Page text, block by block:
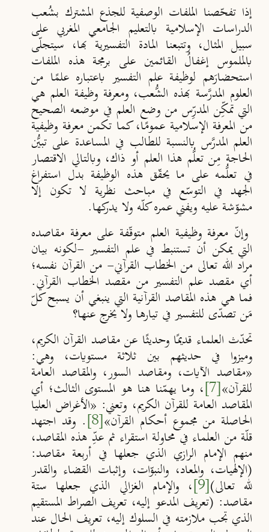
إذا تفحّصنا الملفات الوصفية للجذع المشترك بشُعب
الدراسات الإسلامية بالتعليم الجامعي المغربي على
سبيل المثال، وتتبعنا المادة التفسيرية بها، سيتجلّى
بالملموس إغفالُ القائمين على برمجة هذه الملفات
استحضارَهم لوظيفة علم التفسير باعتباره علمًا من
العلوم المدرَّسة بهذه الشُّعب، ومعرفة وظيفة العلم هي
التي تمكِّن المدرِّس من وضع العلم في موضعه الصحيح
من المعرفة الإسلامية عمومًا، كما تكمن معرفة وظيفية
العلم المدرَّس بالنسبة للطالب في المساعدة على تبيُّن
الحاجة مِن تعلُّم هذا العلم أو ذاك، وبالتالي الاقتصار
في تعلُّمه على ما يحقّق هذه الوظيفة بدل استفراغ
الجهد في التوسّع في مباحث نظرية لا تكون إلا
مشوّشة عليه ويفني عمره كلّه ولا يدركها.
وإنّ معرفة وظيفية العلم متوقّفة على معرفة مقاصده
التي يمكن أن تستنبط في علم التفسير -لكونه بيان
مراد الله تعالى من الخطاب القرآني- من القرآن نفسه؛
أي مقصد علم التفسير من مقصد الخطاب القرآني.
فما هي هذه المقاصد القرآنية التي ينبغي أن يسبح كلّ
مَن تصدّى للتفسير في تيارها ولا يخرج عنها؟
تحدّث العلماء قديمًا وحديثًا عن مقاصد القرآن الكريم،
وميزوا في حديثهم بين ثلاثة مستويات، وهي:
«مقاصد الآيات، ومقاصد السور، والمقاصد العامة
للقرآن»
[7] ، وما يهمّنا هنا هو المستوى الثالث؛ أي
المقاصد العامة للقرآن الكريم، وتعني: «الأغراض العليا
الحاصلة من مجموع أحكام القرآن»
[8] . وقد اجتهد
قلّة من العلماء في محاولة استقراء ثم عدِّ هذه المقاصد،
منهم الإمام الرازي الذي جعلها في أربعة مقاصد:
(الإلهيات، والمعاد، والنبوّات، وإثبات القضاء والقدر
لله تعالى)[9] ، والإمام الغزالي الذي جعلها ستة
مقاصد: (تعريف المدعو إليه، تعريف الصراط المستقيم
الذي تجب ملازمته في السلوك إليه، تعريف الحال عند